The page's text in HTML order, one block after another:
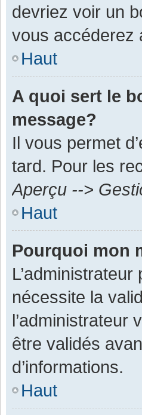
devriez voir un
vous accéderez
Haut
A quoi sert le
message?
Il vous permet
tard. Pour les
Aperçu -->
Haut
Pourquoi mon
nécessite la
l’administrateur
être validés
d’informations.
Haut